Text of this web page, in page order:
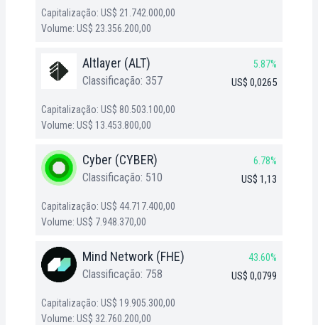
Capitalização: US$ 21.742.000,00
Volume: US$ 23.356.200,00
Altlayer (ALT)
Classificação: 357
5.87%
US$ 0,0265
Capitalização: US$ 80.503.100,00
Volume: US$ 13.453.800,00
Cyber (CYBER)
Classificação: 510
6.78%
US$ 1,13
Capitalização: US$ 44.717.400,00
Volume: US$ 7.948.370,00
Mind Network (FHE)
Classificação: 758
43.60%
US$ 0,0799
Capitalização: US$ 19.905.300,00
Volume: US$ 32.760.200,00